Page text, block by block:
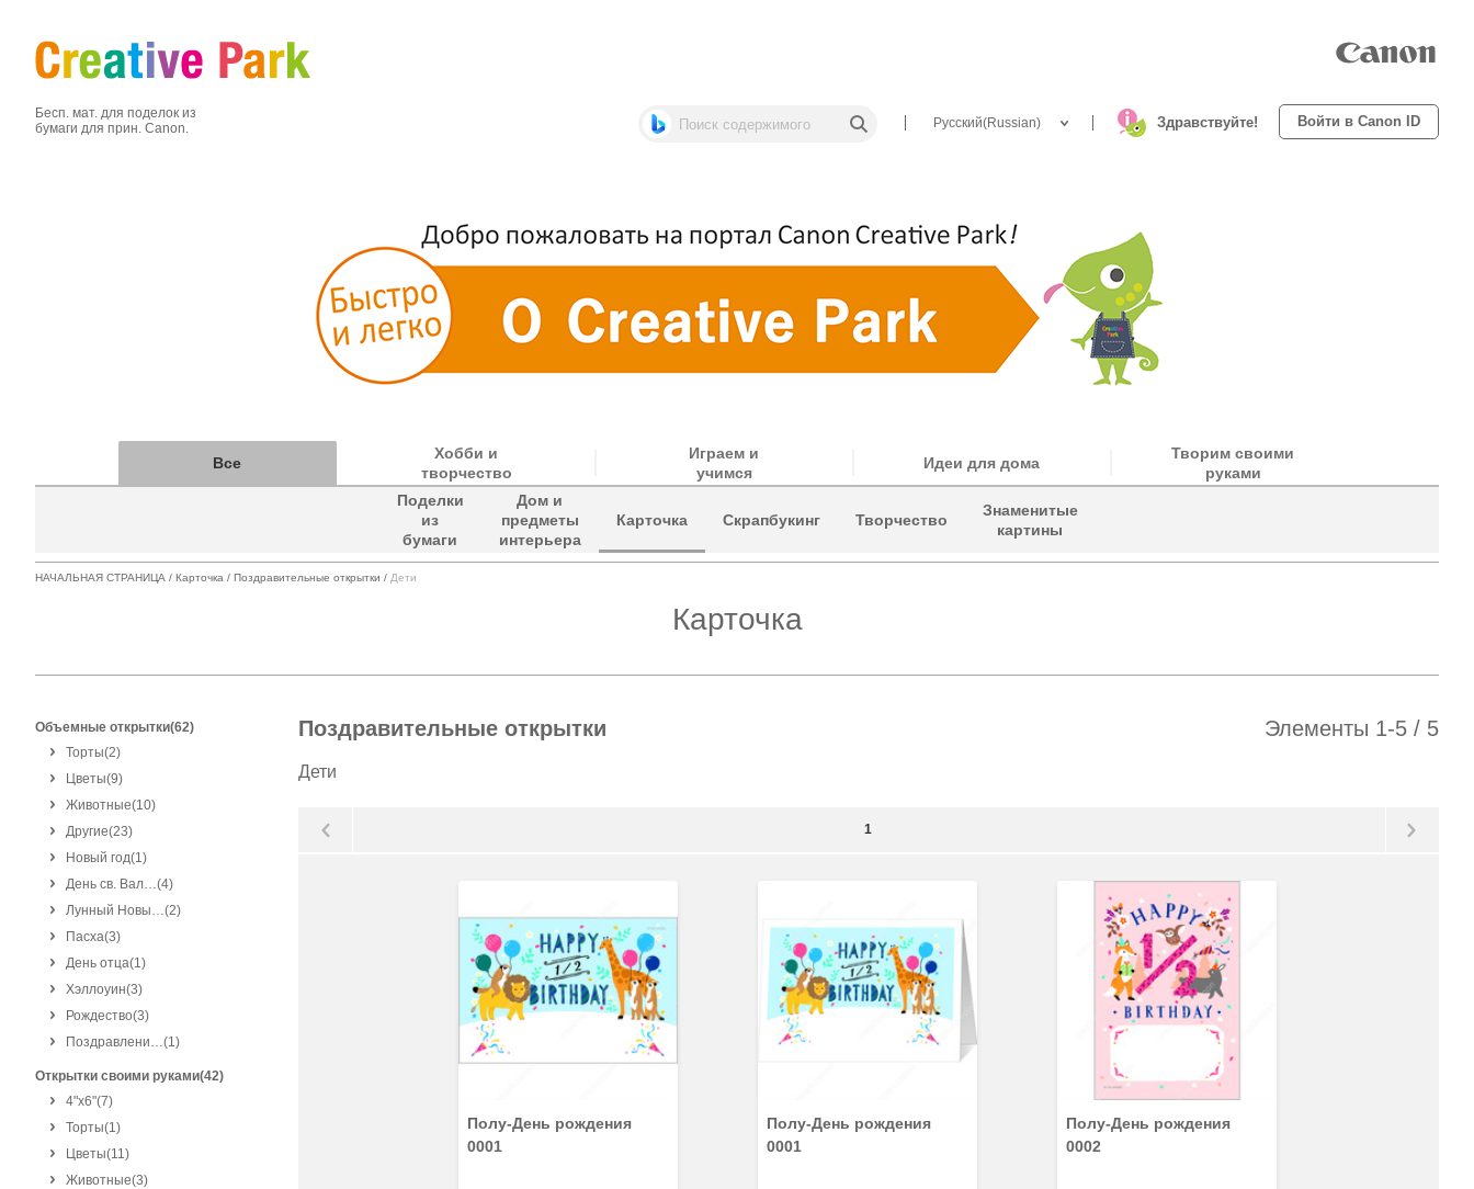
Войти в Canon ID
Бесп. мат. для поделок из
бумаги для прин. Canon.
Здравствуйте!
Русский(Russian)
Все
Хобби и
творчество
Играем и
учимся
Идеи для дома
Творим своими
руками
Поделки
из
бумаги
Дом и
предметы
интерьера
Карточка Скрапбукинг Творчество
Знаменитые
картины
НАЧАЛЬНАЯ СТРАНИЦА / Карточка / Поздравительные открытки / Дети
Карточка
Объемные открытки(62)
Торты(2)
Цветы(9)
Животные(10)
Другие(23)
Новый год(1)
День св. Вал…(4)
Лунный Новы…(2)
Пасха(3)
День отца(1)
Хэллоуин(3)
Рождество(3)
Поздравлени…(1)
Открытки своими руками(42)
4"x6"(7)
Торты(1)
Цветы(11)
Животные(3)
Поздравительные открытки Элементы 1-5 / 5
Дети
1
Полу-День рождения
0001
Полу-День рождения
0001
Полу-День рождения
0002